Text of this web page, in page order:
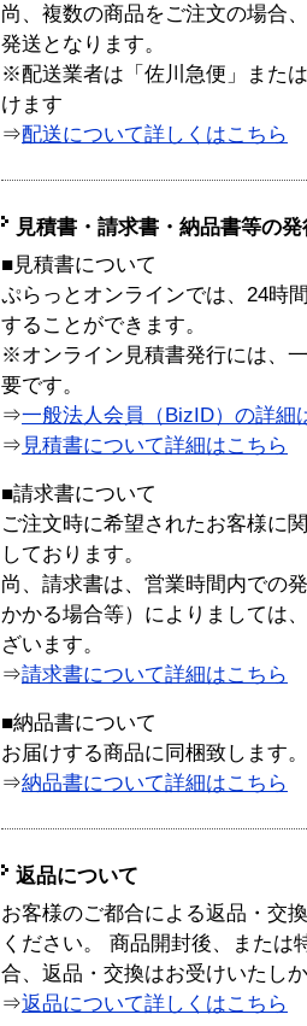
尚、複数の商品をご注文の場合
発送となります。
※配送業者は「佐川急便」また
けます
⇒配送について詳しくはこちら
見積書・請求書・納品書等の
■見積書について
ぷらっとオンラインでは、24時
することができます。
※オンライン見積書発行には、
要です。
⇒一般法人会員（BizID）の詳細
⇒ 見積書について詳細はこちら
■請求書について
ご注文時に希望されたお客様に
しております。
尚、請求書は、営業時間内での
かかる場合等）によりましては
ざいます。
⇒請求書について詳細はこちら
■納品書について
お届けする商品に同梱致します。
⇒納品書について詳細はこちら
返品について
お客様のご都合による返品・交
ください。 商品開封後、または
合、返品・交換はお受けいたし
⇒返品について詳しくはこちら